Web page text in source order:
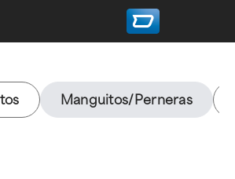
Manguitos/Perneras